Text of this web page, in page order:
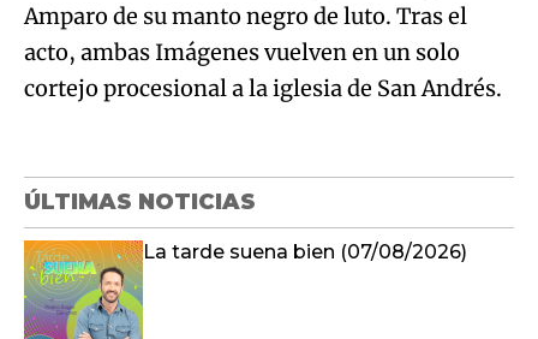
Amparo de su manto negro de luto. Tras el
acto, ambas Imágenes vuelven en un solo
cortejo procesional a la iglesia de San Andrés.
ÚLTIMAS NOTICIAS
La tarde suena bien (07/08/2026)